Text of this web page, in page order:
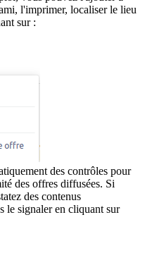
l'imprimer, localiser le lieu
sur :
des contrôles pour
des offres diffusées. Si
des contenus
le signaler en cliquant sur